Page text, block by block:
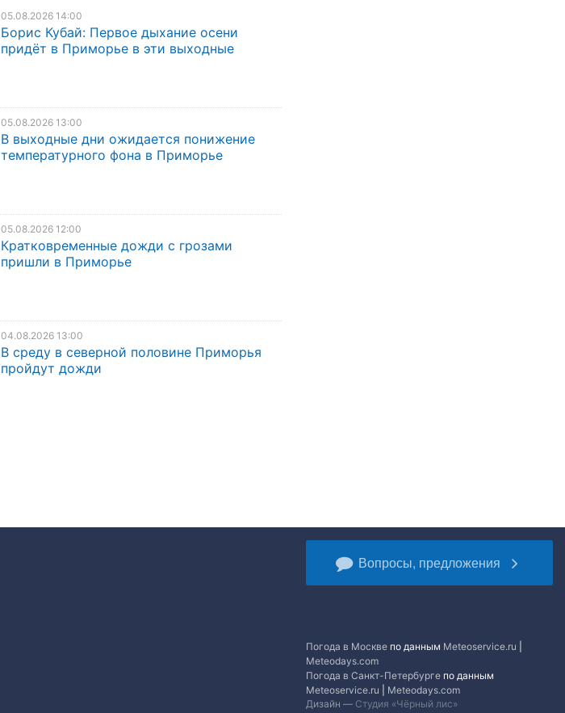
05.08.2026 14:00
Борис Кубай: Первое дыхание осени
придёт в Приморье в эти выходные
05.08.2026 13:00
В выходные дни ожидается понижение
температурного фона в Приморье
05.08.2026 12:00
Кратковременные дожди с грозами
пришли в Приморье
04.08.2026 13:00
В среду в северной половине Приморья
пройдут дожди
Вопросы, предложения
Погода в Москве по данным Meteoservice.ru
Meteodays.com
Погода в Санкт-Петербурге по данным
Meteoservice.ru
Meteodays.com
Дизайн — Студия «Чёрный лис»